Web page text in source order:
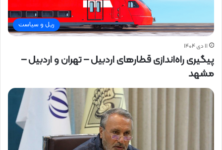
ریل و سیاست
۱۱ دی ۱۴۰۴
پیگیری راه‌اندازی قطارهای اردبیل – تهران و اردبیل –
مشهد